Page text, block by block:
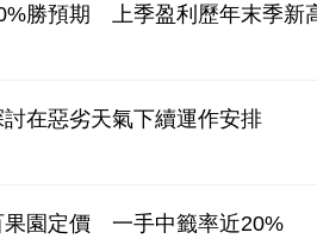
勝預期 上季盈利歷年末季新
在惡劣天氣下續運作安排
果園定價 一手中籤率近20%